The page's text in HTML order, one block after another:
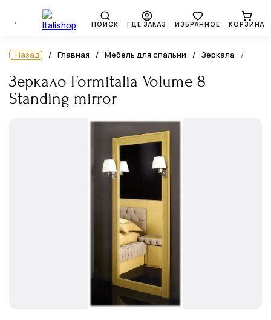
ПОИСК ГДЕ ЗАКАЗ ИЗБРАННОЕ КОРЗИНА
Назад Главная Мебель для спальни Зеркала
Зеркало Formitalia Volume 8
Standing mirror